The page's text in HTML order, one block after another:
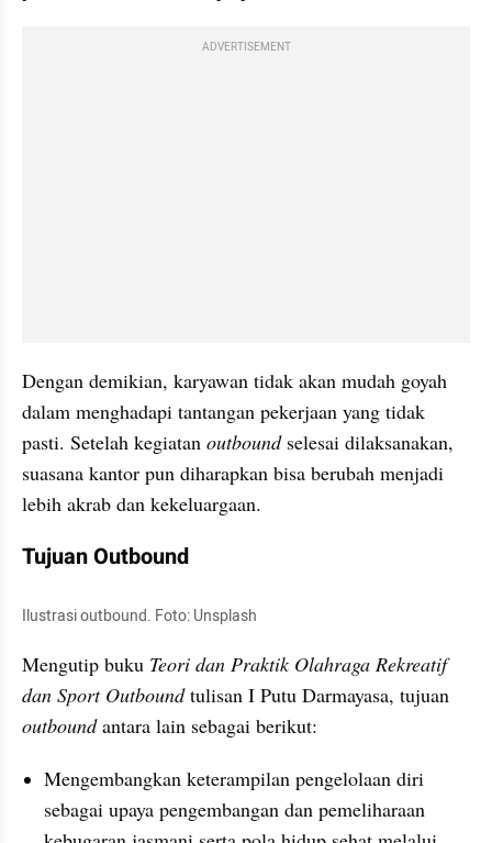
ADVERTISEMENT
Dengan demikian, karyawan tidak akan mudah goyah
dalam menghadapi tantangan pekerjaan yang tidak
pasti. Setelah kegiatan outbound selesai dilaksanakan,
suasana kantor pun diharapkan bisa berubah menjadi
lebih akrab dan kekeluargaan.
Tujuan Outbound
Ilustrasi outbound. Foto: Unsplash
Mengutip buku Teori dan Praktik Olahraga Rekreatif
dan Sport Outbound
outbound antara lain sebagai berikut:
Mengembangkan keterampilan pengelolaan diri
sebagai upaya pengembangan dan pemeliharaan